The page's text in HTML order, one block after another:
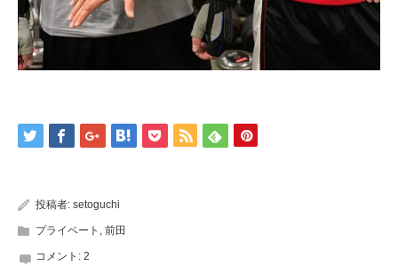
投稿者: setoguchi
プライベート 前田
コメント: 2